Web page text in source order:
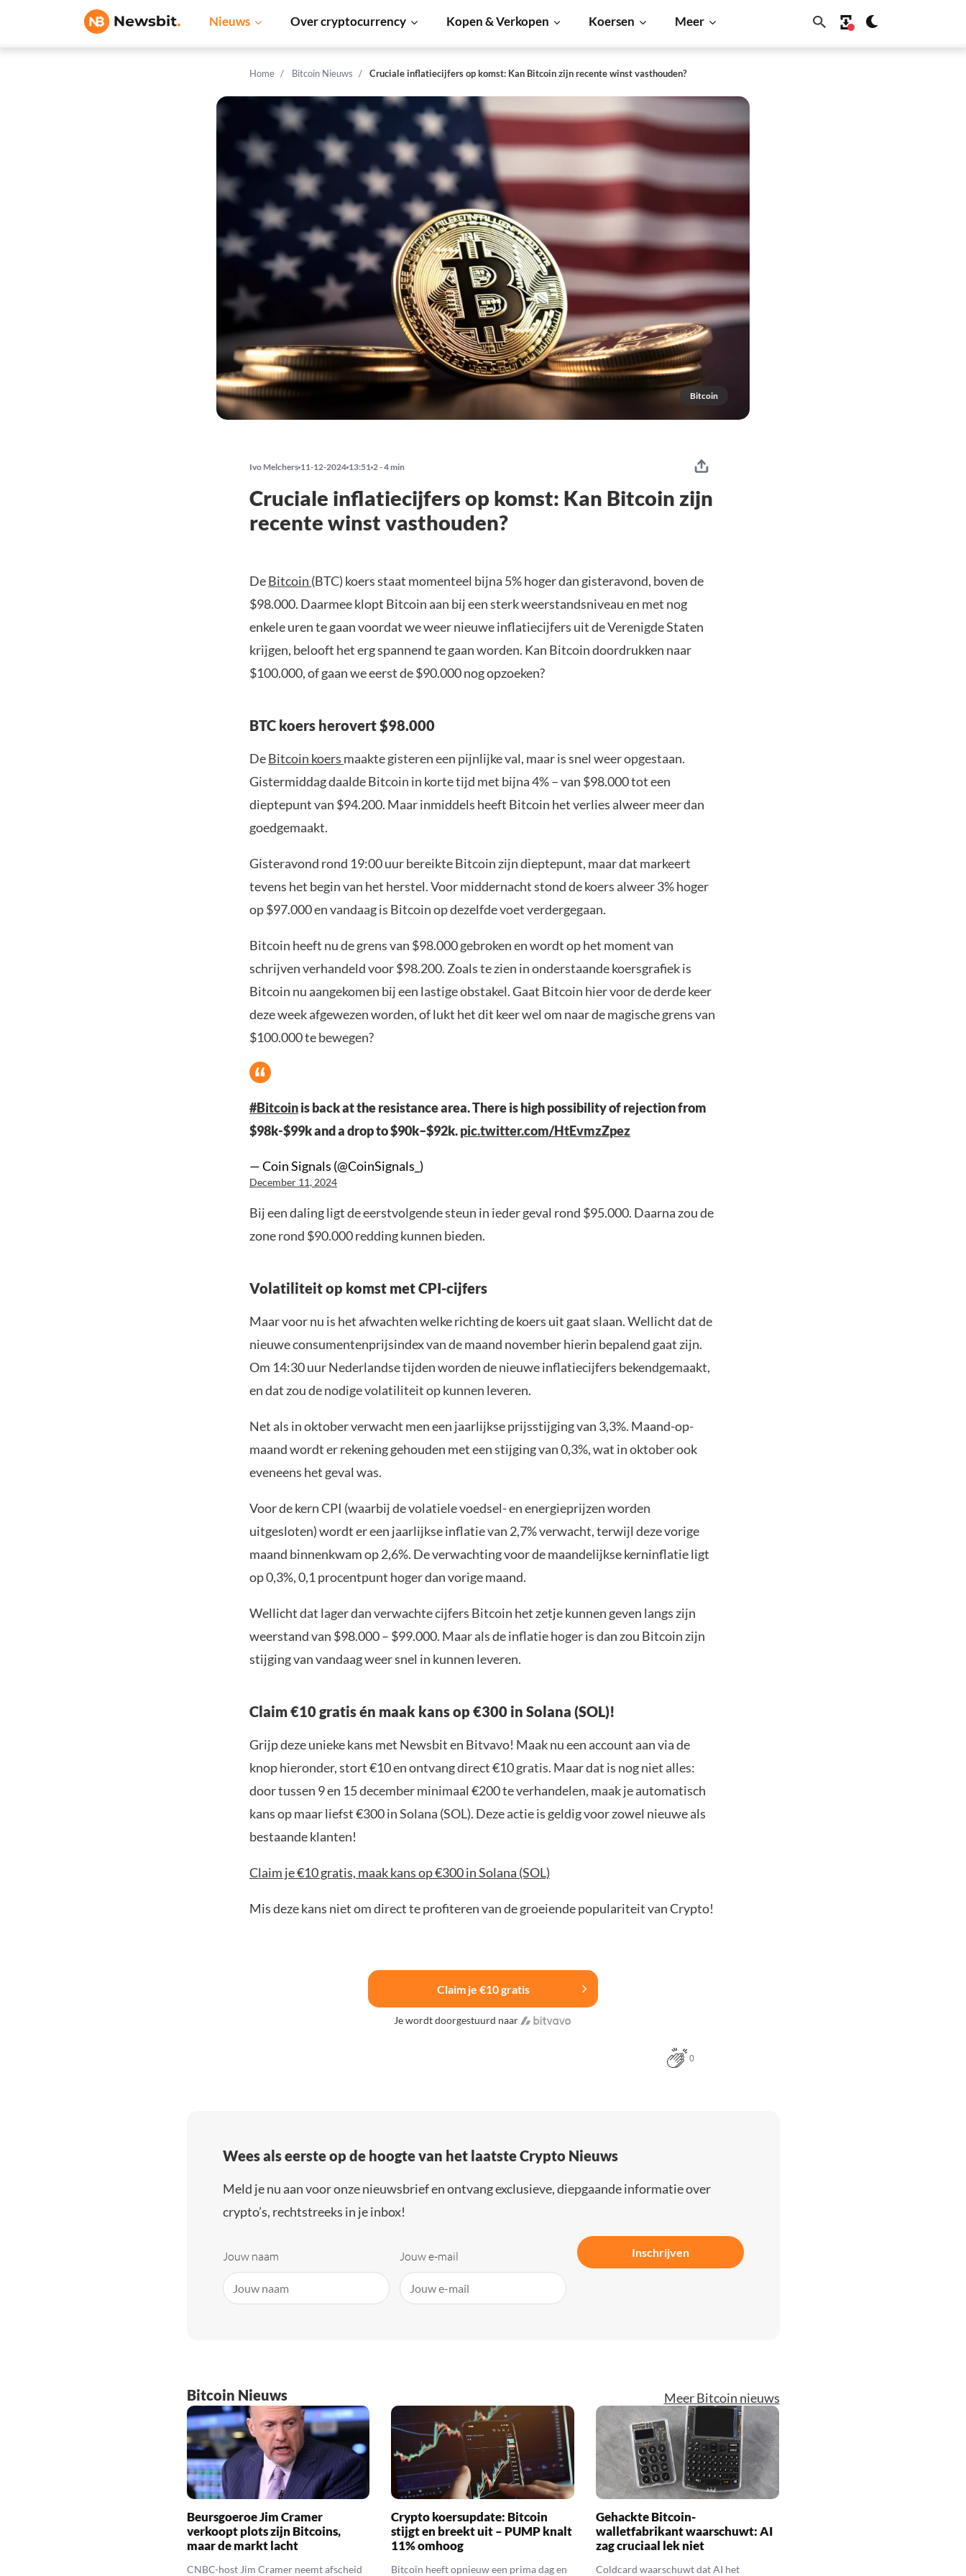
Nieuws Over cryptocurrency Kopen & Verkopen Koersen Meer
Home Bitcoin Nieuws Cruciale inflatiecijfers op komst: Kan Bitcoin zijn recente winst vasthouden?
Bitcoin
Ivo Melchers 11-12-2024 13:51 2 - 4 min
Cruciale inflatiecijfers op komst: Kan Bitcoin zijn
recente winst vasthouden?
DeBitcoin (BTC) koers staat momenteel bijna 5% hoger dan gisteravond, boven de
$98.000. Daarmee klopt Bitcoin aan bij een sterk weerstandsniveau en met nog
enkele uren te gaan voordat we weer nieuwe inflatiecijfers uit de Verenigde Staten
krijgen, belooft het erg spannend te gaan worden. Kan Bitcoin doordrukken naar
$100.000, of gaan we eerst de $90.000 nog opzoeken?
BTC koers herovert $98.000
DeBitcoin koers maakte gisteren een pijnlijke val, maar is snel weer opgestaan.
Gistermiddag daalde Bitcoin in korte tijd met bijna 4% – van $98.000 tot een
dieptepunt van $94.200. Maar inmiddels heeft Bitcoin het verlies alweer meer dan
goedgemaakt.
Gisteravond rond 19:00 uur bereikte Bitcoin zijn dieptepunt, maar dat markeert
tevens het begin van het herstel. Voor middernacht stond de koers alweer 3% hoger
op $97.000 en vandaag is Bitcoin op dezelfde voet verdergegaan.
Bitcoin heeft nu de grens van $98.000 gebroken en wordt op het moment van
schrijven verhandeld voor $98.200. Zoals te zien in onderstaande koersgrafiek is
Bitcoin nu aangekomen bij een lastige obstakel. Gaat Bitcoin hier voor de derde keer
deze week afgewezen worden, of lukt het dit keer wel om naar de magische grens van
$100.000 te bewegen?
#Bitcoinis back at the resistance area. There is high possibility of rejection from
$98k-$99k and a drop to $90k–$92k.pic.twitter.com/HtEvmzZpez
— Coin Signals (@CoinSignals_)
December 11, 2024
Bij een daling ligt de eerstvolgende steun in ieder geval rond $95.000. Daarna zou de
zone rond $90.000 redding kunnen bieden.
Volatiliteit op komst met CPI-cijfers
Maar voor nu is het afwachten welke richting de koers uit gaat slaan. Wellicht dat de
nieuwe consumentenprijsindex van de maand november hierin bepalend gaat zijn.
Om 14:30 uur Nederlandse tijden worden de nieuwe inflatiecijfers bekendgemaakt,
en dat zou de nodige volatiliteit op kunnen leveren.
Net als in oktober verwacht men een jaarlijkse prijsstijging van 3,3%. Maand-op-
maand wordt er rekening gehouden met een stijging van 0,3%, wat in oktober ook
eveneens het geval was.
Voor de kern CPI (waarbij de volatiele voedsel- en energieprijzen worden
uitgesloten) wordt er een jaarlijkse inflatie van 2,7% verwacht, terwijl deze vorige
maand binnenkwam op 2,6%. De verwachting voor de maandelijkse kerninflatie ligt
op 0,3%, 0,1 procentpunt hoger dan vorige maand.
Wellicht dat lager dan verwachte cijfers Bitcoin het zetje kunnen geven langs zijn
weerstand van $98.000 – $99.000. Maar als de inflatie hoger is dan zou Bitcoin zijn
stijging van vandaag weer snel in kunnen leveren.
Claim €10 gratis én maak kans op €300 in Solana (SOL)!
Grijp deze unieke kans met Newsbit en Bitvavo! Maak nu een account aan via de
knop hieronder, stort €10 en ontvang direct €10 gratis. Maar dat is nog niet alles:
door tussen 9 en 15 december minimaal €200 te verhandelen, maak je automatisch
kans op maar liefst €300 in Solana (SOL). Deze actie is geldig voor zowel nieuwe als
bestaande klanten!
Claim je €10 gratis, maak kans op €300 in Solana (SOL)
Mis deze kans niet om direct te profiteren van de groeiende populariteit van Crypto!
Claim je €10 gratis
Je wordt doorgestuurd naar
0
Wees als eerste op de hoogte van het laatste Crypto Nieuws
Meld je nu aan voor onze nieuwsbrief en ontvang exclusieve, diepgaande informatie over
crypto’s, rechtstreeks in je inbox!
Jouw naam Jouw e-mail Inschrijven
Bitcoin Nieuws Meer Bitcoin nieuws
Beursgoeroe Jim Cramer
verkoopt plots zijn Bitcoins,
maar de markt lacht
CNBC-host Jim Cramer neemt afscheid
Crypto koersupdate: Bitcoin
stijgt en breekt uit – PUMP knalt
11% omhoog
Bitcoin heeft opnieuw een prima dag en
Gehackte Bitcoin-
walletfabrikant waarschuwt: AI
zag cruciaal lek niet
Coldcard waarschuwt dat AI het